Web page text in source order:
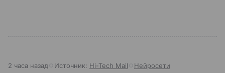
2 часа назад Источник: Hi-Tech Mail Нейросети